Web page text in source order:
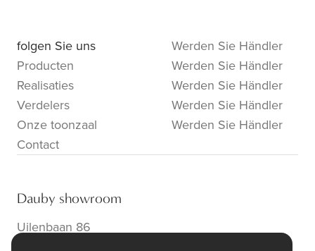
folgen Sie uns
Producten
Realisaties
Verdelers
Onze toonzaal
Contact
Werden Sie Händler
Werden Sie Händler
Werden Sie Händler
Werden Sie Händler
Werden Sie Händler
Dauby showroom
Uilenbaan 86